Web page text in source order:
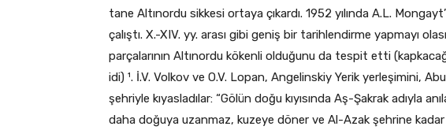
tane Altınordu sikkesi ortaya çıkardı. 1952 yılında A.L.
çalıştı. X.-XIV. yy. arası gibi geniş bir tarihlendirme yapmayı
parçalarının Altınordu kökenli olduğunu da tespit etti
idi) ¹. İ.V. Volkov ve O.V. Lopan, Angelinskiy Yerik yerleşimini,
şehriyle kıyasladılar: “Gölün doğu kıyısında Aş-Şakrak adıyla
daha doğuya uzanmaz, kuzeye döner ve Al-Azak şehrine kadar